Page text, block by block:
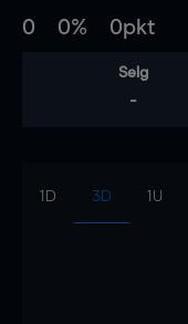
0 0% 0pkt
Selg
-
1D 3D 1U